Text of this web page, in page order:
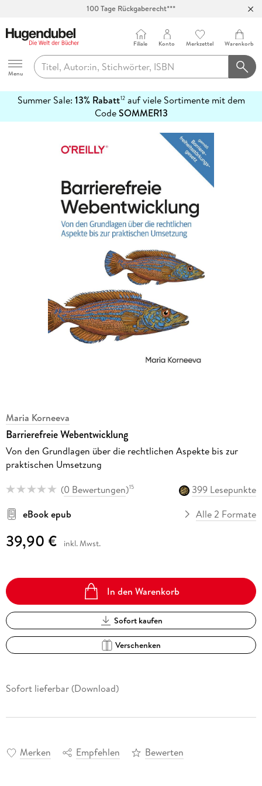
100 Tage Rückgaberecht***
Hugendubel
Menu
Filiale Konto Merkzettel Warenkorb
Summer Sale: 13% Rabatt12auf viele Sortimente mit dem
CodeSOMMER13
erfahren
Maria Korneeva
Barrierefreie Webentwicklung
Von den Grundlagen über die rechtlichen Aspekte bis zur
praktischen Umsetzung
(0 Bewertungen)15
399 Lesepunkte
eBook epub
Alle 2 Formate
39,90 € inkl. Mwst.
In den Warenkorb
Sofort kaufen
Verschenken
Sofort lieferbar (Download)
Merken Empfehlen Bewerten